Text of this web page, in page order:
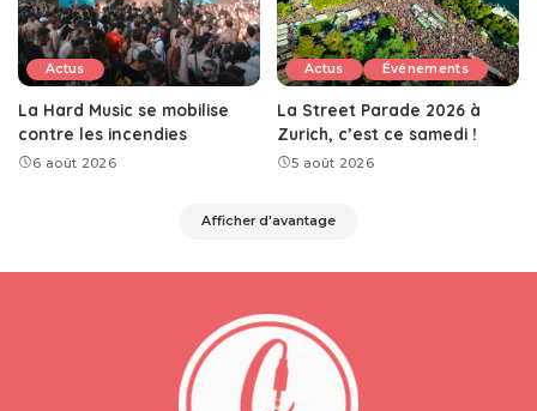
Actus
La Hard Music se mobilise
contre les incendies
6 août 2026
Actus Événements
La Street Parade 2026 à
Zurich, c’est ce samedi !
5 août 2026
Afficher d'avantage